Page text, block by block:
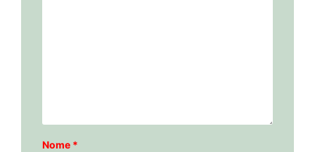
Nome *